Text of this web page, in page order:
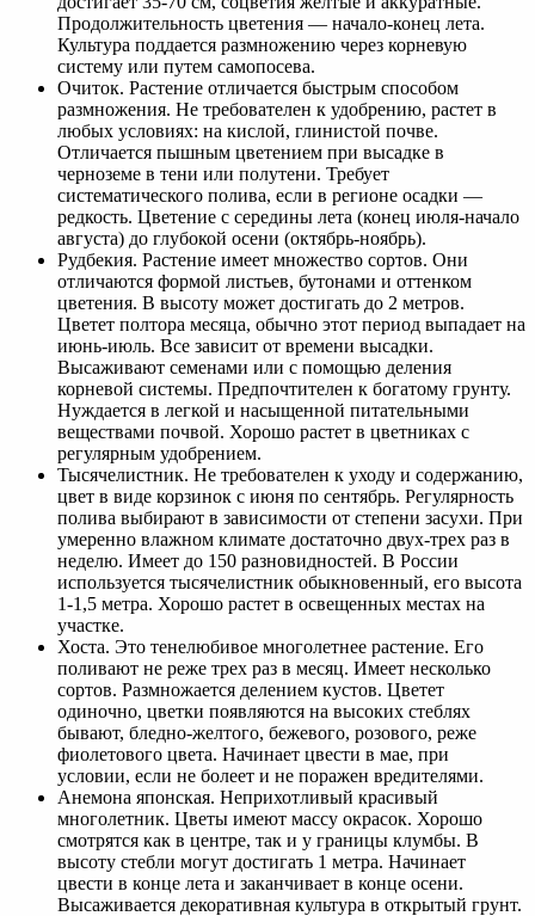
Продолжительность цветения — начало-конец лета.
Культура поддается размножению через корневую
систему или путем самопосева.
Очиток. Растение отличается быстрым способом
размножения. Не требователен к удобрению, растет в
любых условиях: на кислой, глинистой почве.
Отличается пышным цветением при высадке в
черноземе в тени или полутени. Требует
систематического полива, если в регионе осадки —
редкость. Цветение с середины лета (конец июля-начало
августа) до глубокой осени (октябрь-ноябрь).
Рудбекия. Растение имеет множество сортов. Они
отличаются формой листьев, бутонами и оттенком
цветения. В высоту может достигать до 2 метров.
Цветет полтора месяца, обычно этот период выпадает на
июнь-июль. Все зависит от времени высадки.
Высаживают семенами или с помощью деления
корневой системы. Предпочтителен к богатому грунту.
Нуждается в легкой и насыщенной питательными
веществами почвой. Хорошо растет в цветниках с
регулярным удобрением.
Тысячелистник. Не требователен к уходу и содержанию,
цвет в виде корзинок с июня по сентябрь. Регулярность
полива выбирают в зависимости от степени засухи. При
умеренно влажном климате достаточно двух-трех раз в
неделю. Имеет до 150 разновидностей. В России
используется тысячелистник обыкновенный, его высота
1-1,5 метра. Хорошо растет в освещенных местах на
участке.
Хоста. Это тенелюбивое многолетнее растение. Его
поливают не реже трех раз в месяц. Имеет несколько
сортов. Размножается делением кустов. Цветет
одиночно, цветки появляются на высоких стеблях
бывают, бледно-желтого, бежевого, розового, реже
фиолетового цвета. Начинает цвести в мае, при
условии, если не болеет и не поражен вредителями.
Анемона японская. Неприхотливый красивый
многолетник. Цветы имеют массу окрасок. Хорошо
смотрятся как в центре, так и у границы клумбы. В
высоту стебли могут достигать 1 метра. Начинает
цвести в конце лета и заканчивает в конце осени.
Высаживается декоративная культура в открытый грунт.